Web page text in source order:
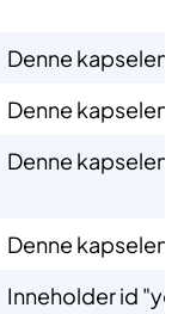
​Denne kapselen
​Denne kapselen
​Denne kapselen
​Denne kapselen
Inneholder id